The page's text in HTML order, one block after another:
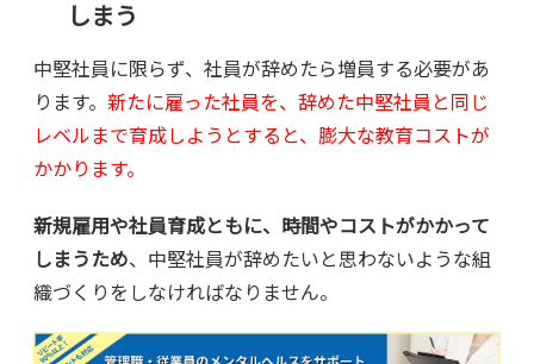
しまう
中堅社員に限らず、社員が辞めたら増員する必要があ
ります。 新たに雇った社員を、辞めた中堅社員と同じ
レベルまで育成しようとすると、膨大な教育コストが
かかります。
新規雇用や社員育成ともに、時間やコストがかかって
しまうため、中堅社員が辞めたいと思わないような組
織づくりをしなければなりません。